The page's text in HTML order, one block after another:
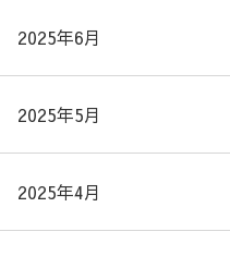
2025年6月
2025年5月
2025年4月